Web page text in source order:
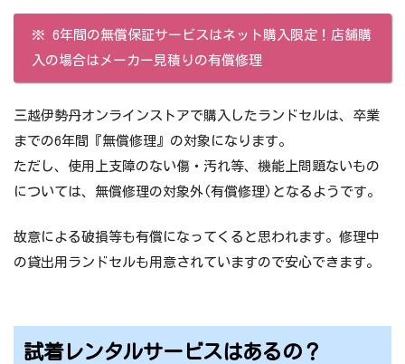
※ 6年間の無償保証サービスはネット購入限定！店舗購
入の場合はメーカー見積りの有償修理
三越伊勢丹オンラインストアで購入したランドセルは、卒業
までの6年間『無償修理』の対象になります。
ただし、使用上支障のない傷・汚れ等、機能上問題ないもの
については、無償修理の対象外(有償修理)となるようです。
故意による破損等も有償になってくると思われます。修理中
の貸出用ランドセルも用意されていますので安心できます。
試着レンタルサービスはあるの？